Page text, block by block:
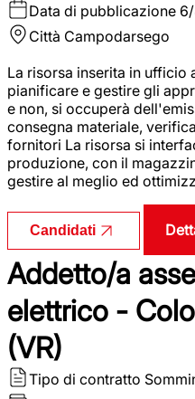
Data di pubblicazione
Città Campodarsego
La risorsa inserita in ufficio
pianificare e gestire gli
e non, si occuperà
consegna materiale,
fornitori La risorsa si
produzione, con il
gestire al meglio ed
Candidati
Addetto/a
elettrico -
(VR)
Tipo di contratto